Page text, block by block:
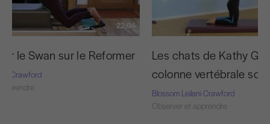
22:04
le Swan sur le Reformer
Crawford
Les chats de Kathy
colonne vertébrale
Blossom Leilani Crawford
Observer et apprendre